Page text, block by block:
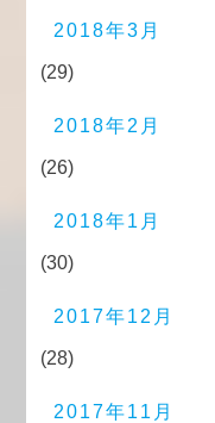
2018年3月
(29)
2018年2月
(26)
2018年1月
(30)
2017年12月
(28)
2017年11月